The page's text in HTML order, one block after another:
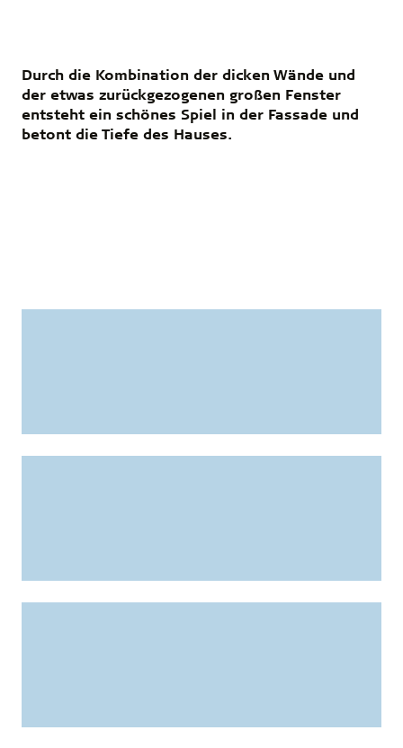
Durch die Kombination der dicken Wände und
der etwas zurückgezogenen großen Fenster
entsteht ein schönes Spiel in der Fassade und
betont die Tiefe des Hauses.